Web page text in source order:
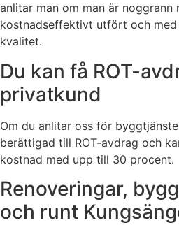
anlitar man om man är
kostnadseffektivt utfört och
kvalitet.
Du kan få ROT-
privatkund
Om du anlitar oss för
berättigad till ROT-avdrag och
kostnad med upp till 30 procent.
Renoveringar,
och runt